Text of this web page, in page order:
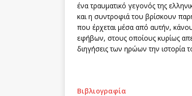
ένα τραυματικό γεγονός της
και η συντροφιά του βρίσκουν
που έρχεται μέσα από αυτήν,
εφήβων, στους οποίους κυρίως
διηγήσεις των ηρώων την ιστορία
Βιβλιογραφία